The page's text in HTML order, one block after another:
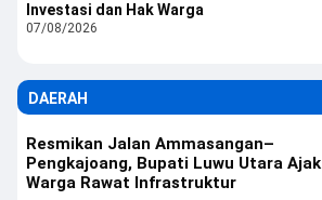
Investasi dan Hak Warga
07/08/2026
DAERAH
Resmikan Jalan Ammasangan–
Pengkajoang, Bupati Luwu Utara Ajak
Warga Rawat Infrastruktur